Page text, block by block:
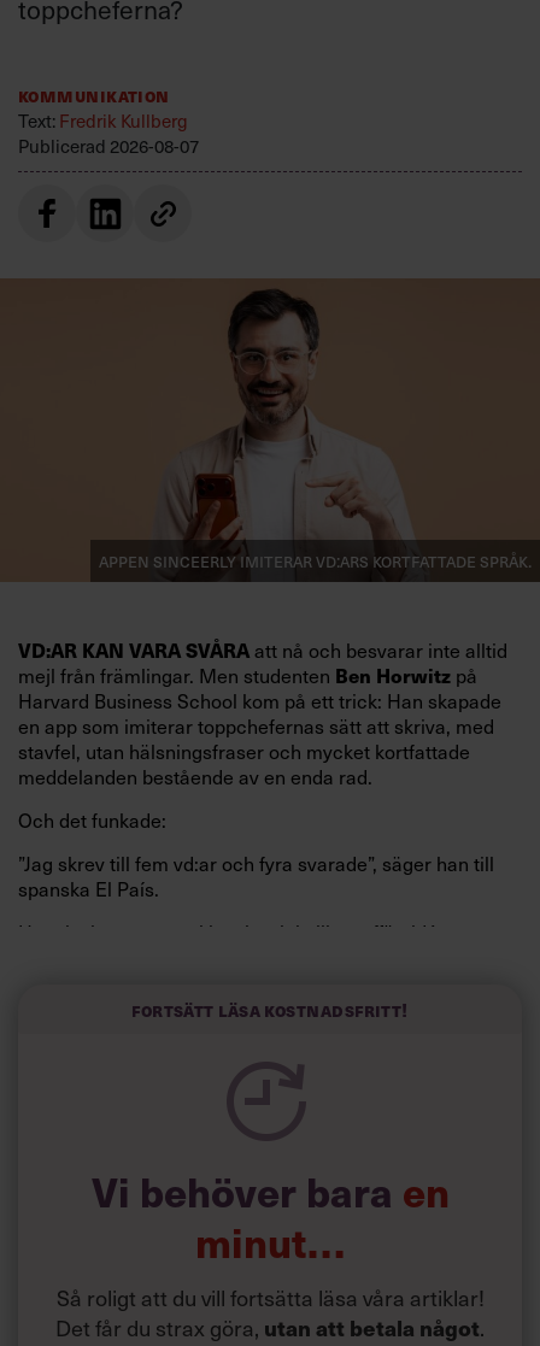
toppcheferna?
Kommunikation
Text:Fredrik Kullberg
Publicerad 2026-08-07
Appen Sinceerly imiterar vd:ars kortfattade språk.
VD:AR KAN VARA SVÅRAatt nå och besvarar inte alltid
mejl från främlingar. Men studenten Ben Horwitz på
Harvard Business School kom på ett trick: Han skapade
en app som imiterar toppchefernas sätt att skriva, med
stavfel, utan hälsningsfraser och mycket kortfattade
meddelanden bestående av en enda rad.
Och det funkade:
”Jag skrev till fem vd:ar och fyra svarade”, säger han till
spanska El País.
Horwitz har nu utvecklat sitt trick till en affärsidé: appen
kortfattat slarviga vd-stilen.
Fortsätt läsa kostnadsfritt!
Vi behöver bara en
minut…
Så roligt att du vill fortsätta läsa våra artiklar!
Det får du strax göra, utan att betala något.